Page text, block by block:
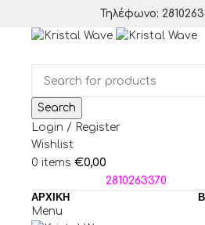
Τηλέφωνο:
Search
Login / Register
Wishlist
0 items €0,00
2810263370
ΑΡΧΙΚΗ
Menu